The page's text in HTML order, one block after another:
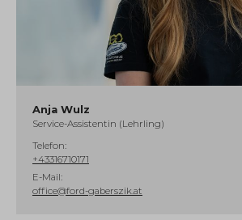
Anja Wulz
Service-Assistentin (Lehrling)
Telefon:
+43316710171
E-Mail:
office@ford-gaberszik.at